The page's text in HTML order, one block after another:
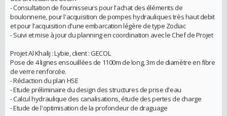
- Consultation de fournisseurs pour l'achat des éléments de
boulonnerie, pour l'acquisition de pompes hydrauliques très haut debit
et pour l'acquisition d'une embarcation légère de type Zodiac
- Suivi et mise à jour du planning en coordination avec le Chef de Projet
Projet Al Khalij : Lybie, client : GECOL
Pose de 4 lignes ensouillées de 1100m de long, 3m de diamètre en fibre
de verre renforcée.
- Rédaction du plan HSE
- Etude préliminaire du design des structures de prise d'eau
- Calcul hydraulique des canalisations, étude des pertes de charge
- Etude de l'optimisation de la profondeur de draguage